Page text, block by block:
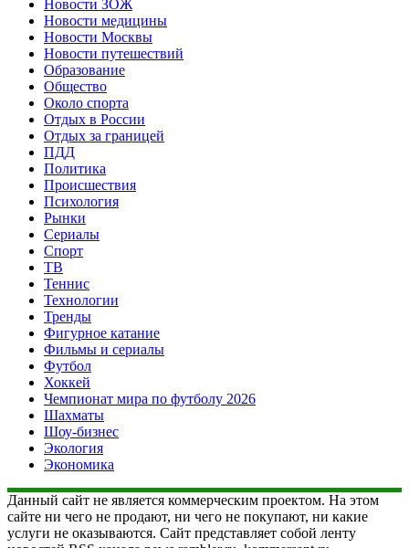
Новости ЗОЖ
Новости медицины
Новости Москвы
Новости путешествий
Образование
Общество
Около спорта
Отдых в России
Отдых за границей
ПДД
Политика
Происшествия
Психология
Рынки
Сериалы
Спорт
ТВ
Теннис
Технологии
Тренды
Фигурное катание
Фильмы и сериалы
Футбол
Хоккей
Чемпионат мира по футболу 2026
Шахматы
Шоу-бизнес
Экология
Экономика
Данный сайт не является коммерческим проектом. На этом
сайте ни чего не продают, ни чего не покупают, ни какие
услуги не оказываются. Сайт представляет собой ленту